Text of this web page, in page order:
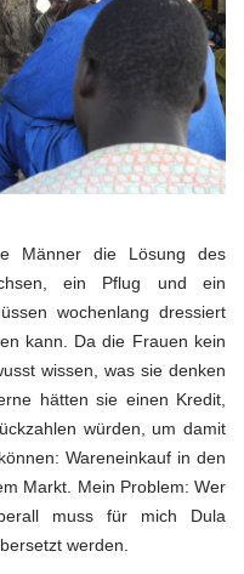
Männer die Lösung des
ein Pflug und ein
wochenlang dressiert
kann. Da die Frauen kein
wissen, was sie denken
hätten sie einen Kredit,
würden, um damit
Wareneinkauf in den
Markt. Mein Problem: Wer
muss für mich Dula
werden.